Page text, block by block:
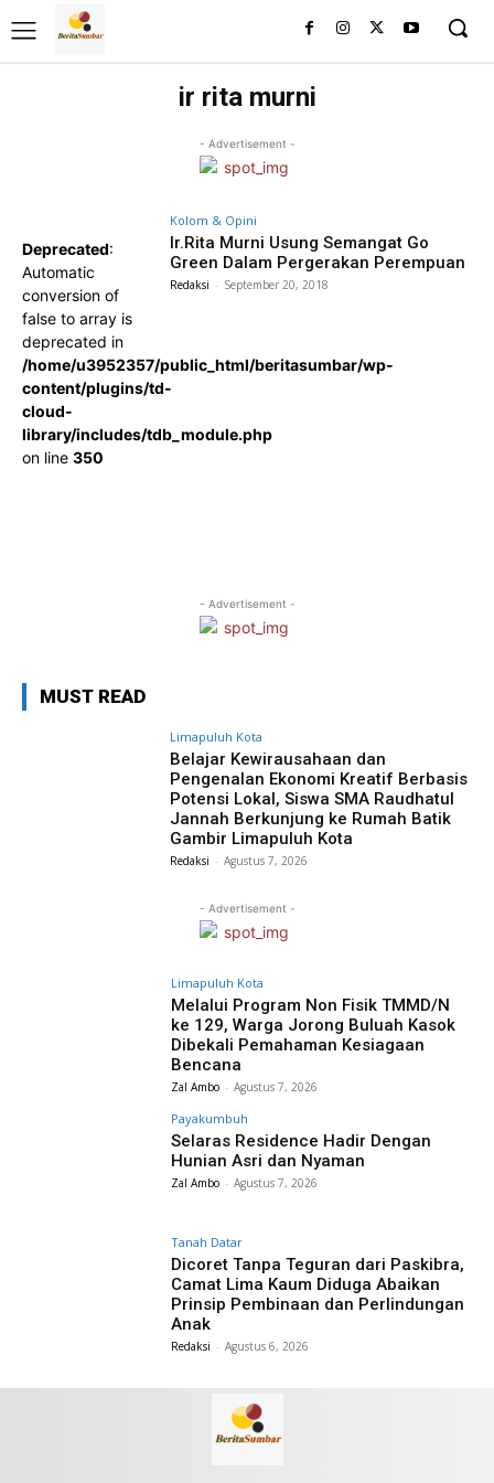
ir rita murni
- Advertisement -
Deprecated:
Automatic
conversion of
false to array is
deprecated in
/home/u3952357/public_html/beritasumbar/wp-
content/plugins/td-
cloud-
library/includes/tdb_module.php
on line 350
Kolom & Opini
Ir.Rita Murni Usung Semangat Go
Green Dalam Pergerakan Perempuan
Redaksi - September 20, 2018
- Advertisement -
MUST READ
Limapuluh Kota
Belajar Kewirausahaan dan
Pengenalan Ekonomi Kreatif Berbasis
Potensi Lokal, Siswa SMA Raudhatul
Jannah Berkunjung ke Rumah Batik
Gambir Limapuluh Kota
Redaksi - Agustus 7, 2026
- Advertisement -
Limapuluh Kota
Melalui Program Non Fisik TMMD/N
ke 129, Warga Jorong Buluah Kasok
Dibekali Pemahaman Kesiagaan
Bencana
Zal Ambo - Agustus 7, 2026
Payakumbuh
Selaras Residence Hadir Dengan
Hunian Asri dan Nyaman
Zal Ambo - Agustus 7, 2026
Tanah Datar
Dicoret Tanpa Teguran dari Paskibra,
Camat Lima Kaum Diduga Abaikan
Prinsip Pembinaan dan Perlindungan
Anak
Redaksi - Agustus 6, 2026